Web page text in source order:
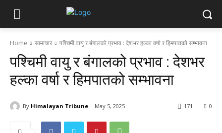
Home सामाचार पश्चिमी वायु र बंगालको प्रभाव : देशभर हल्का वर्षा र हिमपातको सम्भावना
पश्चिमी वायु र बंगालको प्रभाव : देशभर
हल्का वर्षा र हिमपातको सम्भावना
By Himalayan Tribune May 5, 2025 0
171